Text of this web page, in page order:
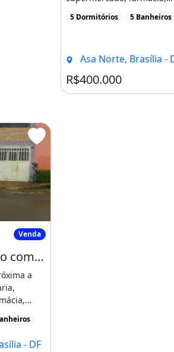
5 Dormitórios 5 Banheiros
Asa Norte, Brasília -
R$400.000
com Loja em Área Comercial
Venda
Casa ( Sobrado com Loja em Área Comercial
a
- DF